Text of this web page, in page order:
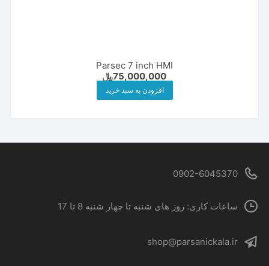
Parsec 7 inch HMI
75,000,000﷼
افزودن به سبد خرید
0902-6045370
ساعات کاری: روز های شنبه تا چهار شنبه 8 تا 17
shop@parsanickala.ir